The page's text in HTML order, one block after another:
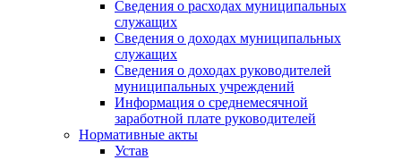
Сведения о расходах муниципальных
служащих
Сведения о доходах муниципальных
служащих
Сведения о доходах руководителей
муниципальных учреждений
Информация о среднемесячной
заработной плате руководителей
Нормативные акты
Устав